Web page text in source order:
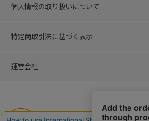
個人情報の取り扱いについて
特定商取引法に基づく表示
運営会社